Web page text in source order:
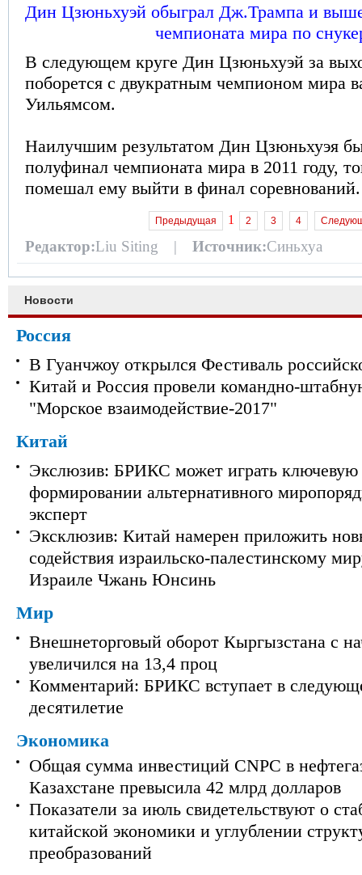
Дин Цзюньхуэй обыграл Дж.Трампа и
чемпионата мира по
В следующем круге Дин Цзюньхуэй за
поборется с двукратным чемпионом мира
Уильямсом.
Наилучшим результатом Дин Цзюньхуэя
полуфинал чемпионата мира в 2011 году,
помешал ему выйти в финал соревнований.
Предыдущая 1 2 3 4
Редактор:Liu Siting | Источник:Синьхуа
Новости
Россия
В Гуанчжоу открылся Фестиваль
Китай и Россия провели командно-
"Морское взаимодействие-2017"
Китай
Экслюзив: БРИКС может играть ключевую
формировании альтернативного
эксперт
Эксклюзив: Китай намерен приложить
содействия израильско-палестинскому
Израиле Чжань Юнсинь
Мир
Внешнеторговый оборот Кыргызстана с
увеличился на 13,4 проц
Комментарий: БРИКС вступает в
десятилетие
Экономика
Общая сумма инвестиций CNPC в
Казахстане превысила 42 млрд долларов
Показатели за июль свидетельствуют о
китайской экономики и углублении
преобразований